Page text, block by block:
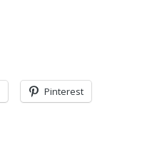
Pinterest